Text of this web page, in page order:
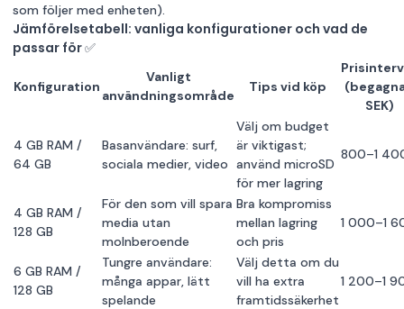
som följer med enheten).
Jämförelsetabell: vanliga konfigurationer och vad de
passar för ✅
Konfiguration
Vanligt
användningsområde
Tips vid köp
SEK)
4 GB RAM /
64 GB
Basanvändare: surf,
sociala medier, video
Välj om budget
är viktigast;
använd microSD
för mer lagring
800–1
4 GB RAM /
128 GB
För den som vill spara
media utan
molnberoende
Bra kompromiss
mellan lagring
och pris
1 000–1
6 GB RAM /
128 GB
Tungre användare:
många appar, lätt
spelande
Välj detta om du
vill ha extra
framtidssäkerhet
1 200–1